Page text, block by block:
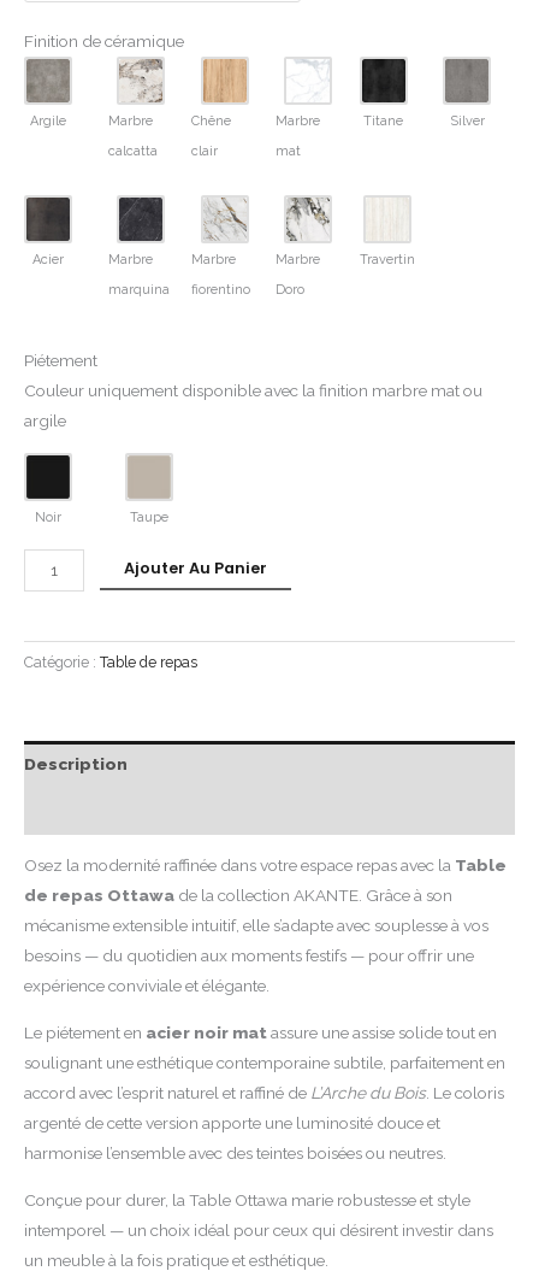
Finition de céramique
Argile
Marbre
calcatta
Chêne
clair
Marbre
mat
Titane Silver
Acier
Marbre
marquina
Marbre
fiorentino
Marbre
Doro
Travertin
Piétement
Couleur uniquement disponible avec la finition marbre mat ou
argile
Noir Taupe
Ajouter Au Panier
Catégorie : Table de repas
Description
Osez la modernité raffinée dans votre espace repas avec la Table
de repas Ottawa de la collection AKANTE. Grâce à son
mécanisme extensible intuitif, elle s’adapte avec souplesse à vos
besoins — du quotidien aux moments festifs — pour offrir une
expérience conviviale et élégante.
Le piétement en acier noir matassure une assise solide tout en
soulignant une esthétique contemporaine subtile, parfaitement en
accord avec l’esprit naturel et raffiné de L’Arche du Bois. Le coloris
argenté de cette version apporte une luminosité douce et
harmonise l’ensemble avec des teintes boisées ou neutres.
Conçue pour durer, la Table Ottawa marie robustesse et style
intemporel — un choix idéal pour ceux qui désirent investir dans
un meuble à la fois pratique et esthétique.